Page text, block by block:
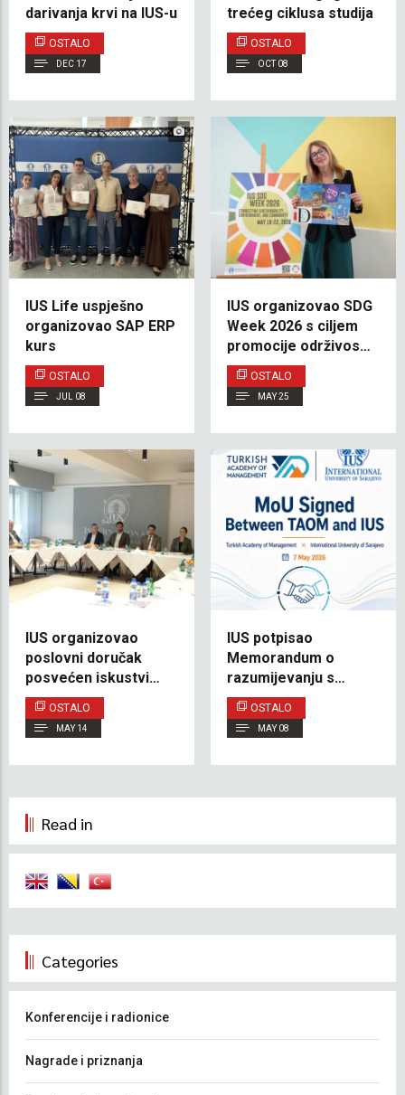
darivanja krvi na IUS-u
OSTALO
DEC 17
trećeg ciklusa studija
OSTALO
OCT 08
IUS Life uspješno
organizovao SAP ERP
kurs
OSTALO
JUL 08
IUS organizovao SDG
Week 2026 s ciljem
promocije održivosti,
zajedništva i inovacija
OSTALO
MAY 25
IUS organizovao
poslovni doručak
posvećen iskustvima
studenata programa
dvojne diplome
OSTALO
MAY 14
IUS potpisao
Memorandum o
razumijevanju s
turskom Akademijom
za menadžment
OSTALO
MAY 08
Read in
Categories
Konferencije i radionice
Nagrade i priznanja